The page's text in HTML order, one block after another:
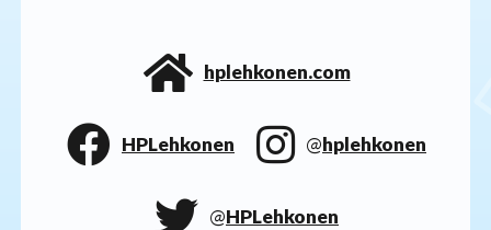
hplehkonen.com
HPLehkonen @hplehkonen
@HPLehkonen